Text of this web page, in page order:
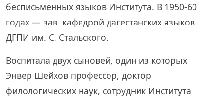
бесписьменных языков Института. В 1950-60
годах — зав. кафедрой дагестанских языков
ДГПИ им. С. Стальского.
Воспитала двух сыновей, один из которых
Энвер Шейхов профессор, доктор
филологических наук, сотрудник Института